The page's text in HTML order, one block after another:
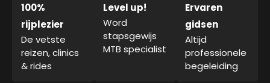
100%
rijplezier
De vetste
reizen, clinics
& rides
Level up!
Word
stapsgewijs
MTB specialist
Ervaren
gidsen
Altijd
professionele
begeleiding